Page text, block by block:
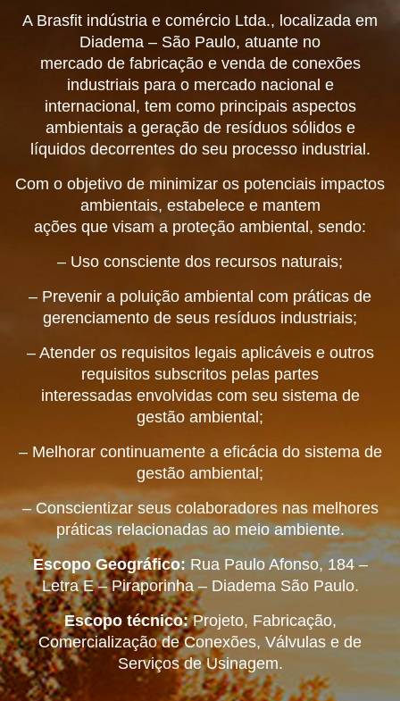
A Brasfit indústria e comércio Ltda., localizada em
Diadema – São Paulo, atuante no
mercado de fabricação e venda de conexões
industriais para o mercado nacional e
internacional, tem como principais aspectos
ambientais a geração de resíduos sólidos e
líquidos decorrentes do seu processo industrial.
Com o objetivo de minimizar os potenciais impactos
ambientais, estabelece e mantem
ações que visam a proteção ambiental, sendo:
– Uso consciente dos recursos naturais;
– Prevenir a poluição ambiental com práticas de
gerenciamento de seus resíduos industriais;
– Atender os requisitos legais aplicáveis e outros
requisitos subscritos pelas partes
interessadas envolvidas com seu sistema de
gestão ambiental;
– Melhorar continuamente a eficácia do sistema de
gestão ambiental;
– Conscientizar seus colaboradores nas melhores
práticas relacionadas ao meio ambiente.
Escopo Geográfico:Rua Paulo Afonso, 184 –
Letra E – Piraporinha – Diadema São Paulo.
Escopo técnico:Projeto, Fabricação,
Comercialização de Conexões, Válvulas e de
Serviços de Usinagem.